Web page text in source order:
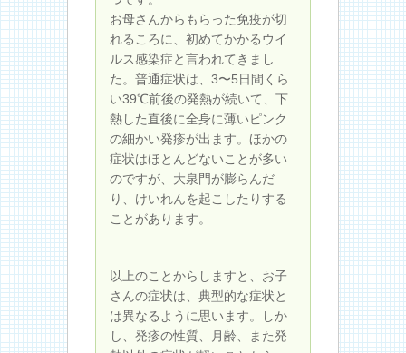
お母さんからもらった免疫が切
れるころに、初めてかかるウイ
ルス感染症と言われてきまし
た。普通症状は、3〜5日間くら
い39℃前後の発熱が続いて、下
熱した直後に全身に薄いピンク
の細かい発疹が出ます。ほかの
症状はほとんどないことが多い
のですが、大泉門が膨らんだ
り、けいれんを起こしたりする
ことがあります。
以上のことからしますと、お子
さんの症状は、典型的な症状と
は異なるように思います。しか
し、発疹の性質、月齢、また発